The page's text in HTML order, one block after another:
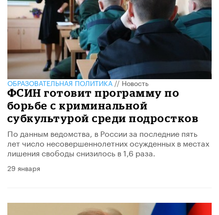
ОБРАЗОВАТЕЛЬНАЯ ПОЛИТИКА//Новость
ФСИН готовит программу по
борьбе с криминальной
субкультурой среди подростков
По данным ведомства, в России за последние пять
лет число несовершеннолетних осужденных в местах
лишения свободы снизилось в 1,6 раза.
29 января